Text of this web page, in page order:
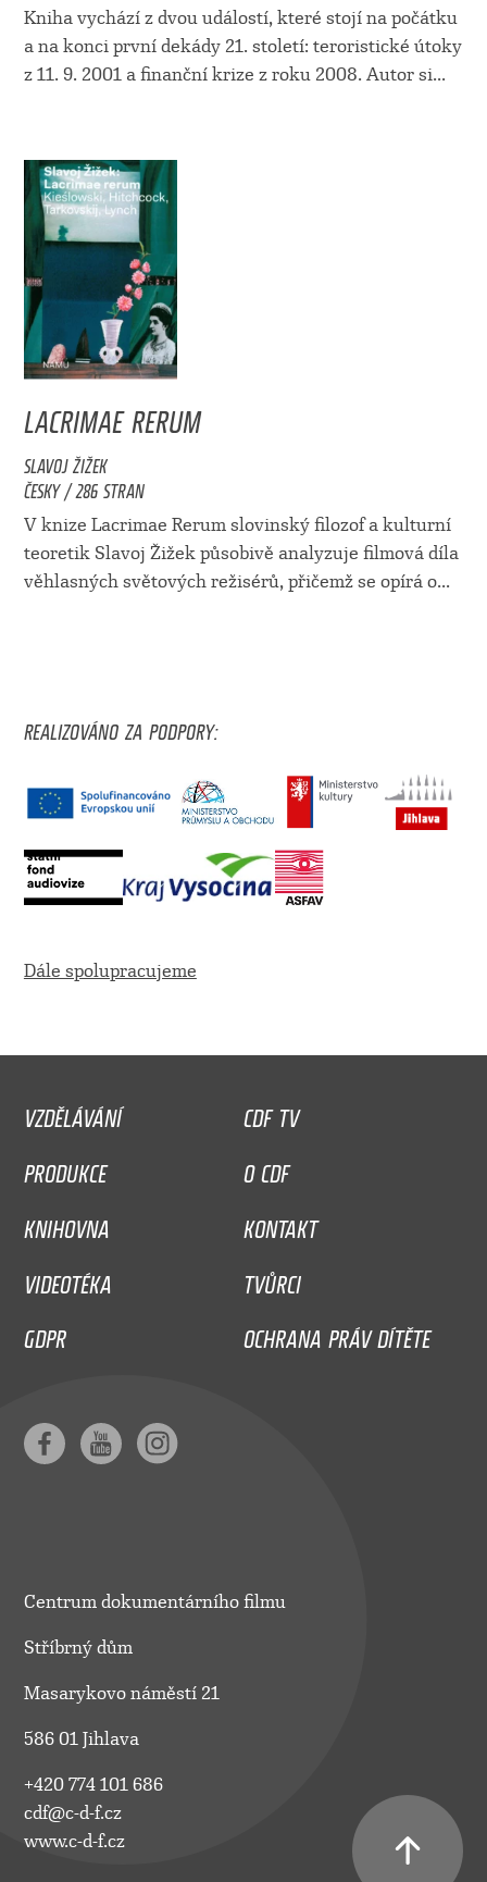
Kniha vychází z dvou událostí, které stojí na počátku
a na konci první dekády 21. století: teroristické útoky
z 11. 9. 2001 a finanční krize z roku 2008. Autor si...
LACRIMAE RERUM
SLAVOJ ŽIŽEK
ČESKY / 286 STRAN
V knize Lacrimae Rerum slovinský filozof a kulturní
teoretik Slavoj Žižek působivě analyzuje filmová díla
věhlasných světových režisérů, přičemž se opírá o...
REALIZOVÁNO ZA PODPORY:
Dále spolupracujeme
VZDĚLÁVÁNÍ
CDF TV
PRODUKCE
O CDF
KNIHOVNA
KONTAKT
VIDEOTÉKA
TVŮRCI
GDPR
OCHRANA PRÁV DÍTĚTE
Centrum dokumentárního filmu
Stříbrný dům
Masarykovo náměstí 21
586 01 Jihlava
+420 774 101 686
cdf@c-d-f.cz
www.c-d-f.cz